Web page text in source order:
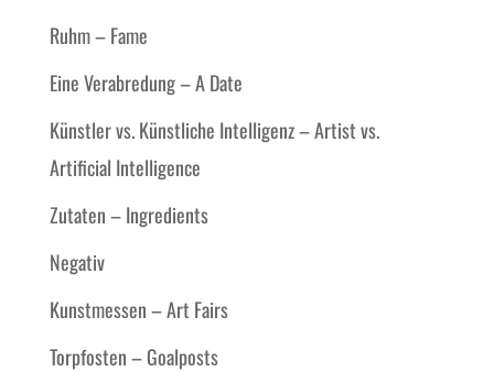
Ruhm – Fame
Eine Verabredung – A Date
Künstler vs. Künstliche Intelligenz – Artist vs.
Artificial Intelligence
Zutaten – Ingredients
Negativ
Kunstmessen – Art Fairs
Torpfosten – Goalposts